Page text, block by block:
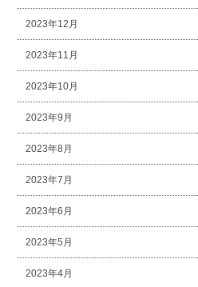
2023年12月
2023年11月
2023年10月
2023年9月
2023年8月
2023年7月
2023年6月
2023年5月
2023年4月